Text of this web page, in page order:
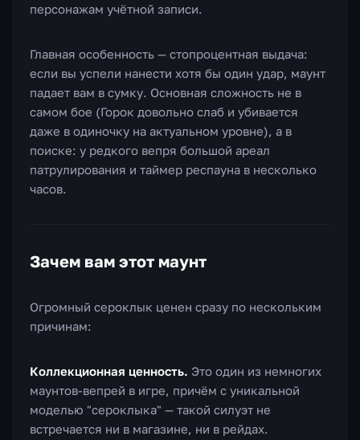
персонажам учётной записи.
Главная особенность — стопроцентная выдача:
если вы успели нанести хотя бы один удар, маунт
падает вам в сумку. Основная сложность не в
самом бое (Горок довольно слаб и убивается
даже в одиночку на актуальном уровне), а в
поиске: у редкого вепря большой ареал
патрулирования и таймер респауна в несколько
часов.
Зачем вам этот маунт
Огромный сероклык ценен сразу по нескольким
причинам:
Коллекционная ценность. Это один из немногих
маунтов-вепрей в игре, причём с уникальной
моделью "сероклыка" — такой силуэт не
встречается ни в магазине, ни в рейдах.